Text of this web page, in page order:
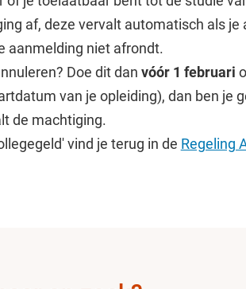
af, deze vervalt automatisch als je
aanmelding niet afrondt.
Doe dit dan vóór 1 februari
van je opleiding), dan ben je
de machtiging.
vind je terug in de Regeling